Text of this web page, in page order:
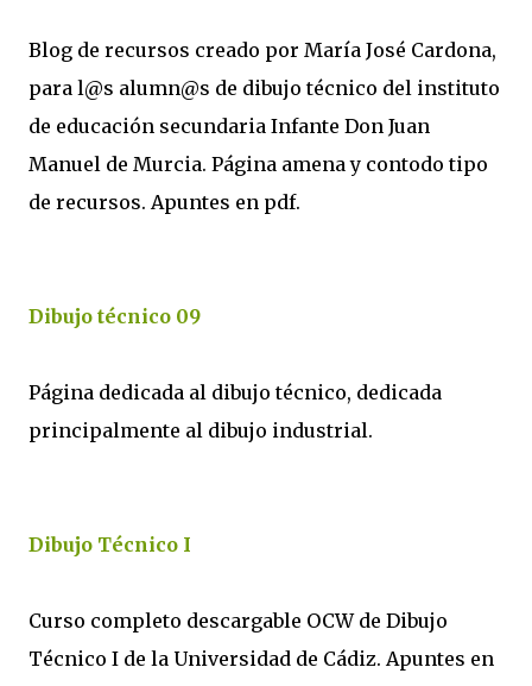
Blog de recursos creado por María José Cardona,
para l@s alumn@s de dibujo técnico del instituto
de educación secundaria Infante Don Juan
Manuel de Murcia. Página amena y contodo tipo
de recursos. Apuntes en pdf.
Dibujo técnico 09
Página dedicada al dibujo técnico, dedicada
principalmente al dibujo industrial.
Dibujo Técnico I
Curso completo descargable OCW de Dibujo
Técnico I de la Universidad de Cádiz. Apuntes en